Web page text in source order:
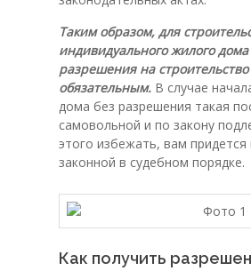
Таким образом, для
индивидуального жилого
разрешения на строительство
обязательным. В случае
дома без разрешения такая
самовольной и по закону
этого избежать, вам придется
законной в судебном порядке.
Как получить